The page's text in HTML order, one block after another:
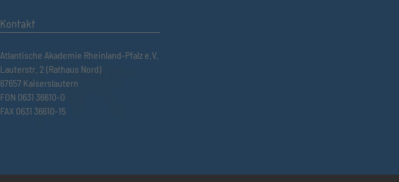
Kontakt
Atlantische Akademie Rheinland-Pfalz e.V.
Lauterstr. 2 (Rathaus Nord)
67657 Kaiserslautern
FON 0631 36610-0
FAX 0631 36610-15